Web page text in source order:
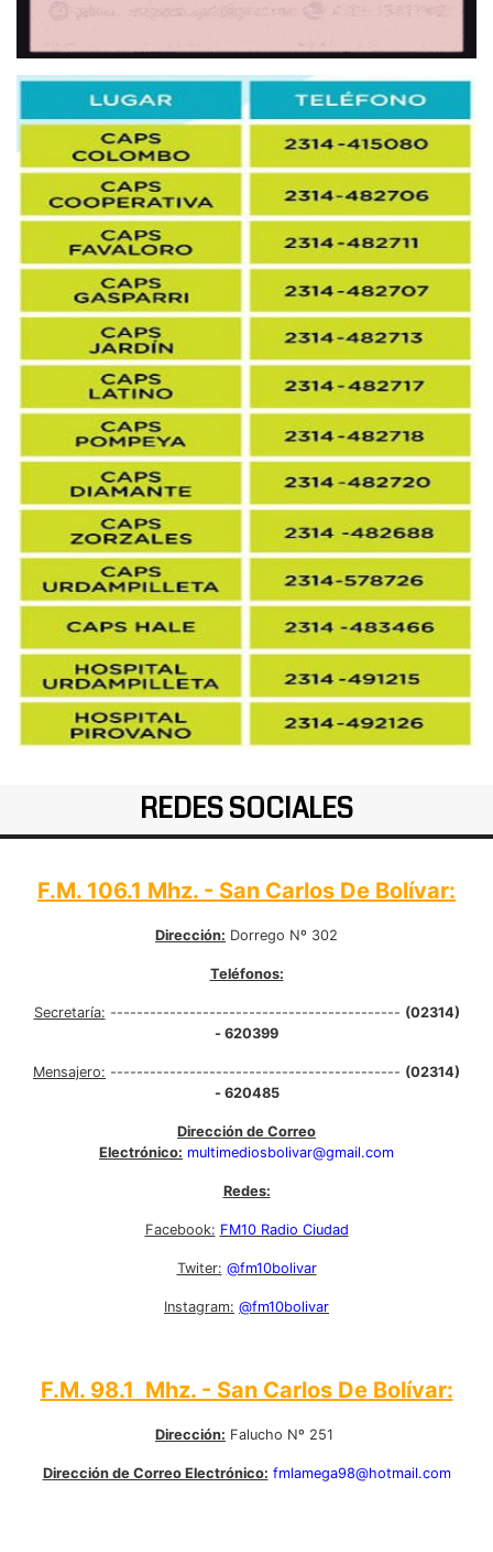
REDES SOCIALES
F.M. 106.1 Mhz. - San Carlos De Bolívar:
Dirección: Dorrego Nº 302
Teléfonos:
Secretaría: -------------------------------------------- (02314)
- 620399
Mensajero: -------------------------------------------- (02314)
- 620485
Dirección de Correo
Electrónico: multimediosbolivar@gmail.com
Redes:
Facebook: FM10 Radio Ciudad
Twiter: @fm10bolivar
Instagram: @fm10bolivar
F.M. 98.1 Mhz. - San Carlos De Bolívar:
Dirección: Falucho Nº 251
Dirección de Correo Electrónico: fmlamega98@hotmail.com